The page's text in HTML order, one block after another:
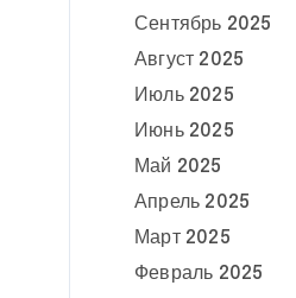
Сентябрь 2025
Август 2025
Июль 2025
Июнь 2025
Май 2025
Апрель 2025
Март 2025
Февраль 2025